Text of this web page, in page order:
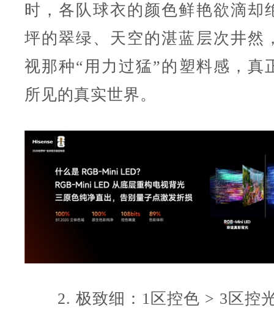
时，各队球衣的颜色鲜艳欲滴却
坪的翠绿、天空的湛蓝层次井然
视那种“用力过猛”的塑料感，真
所见的真实世界。
2. 极致细：1区控色 > 3区控